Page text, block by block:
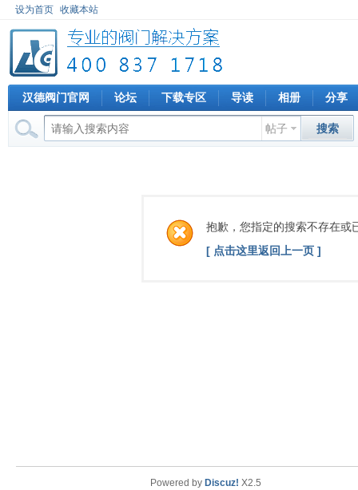
设为首页 收藏本站
汉德阀门官网 论坛 下载专区 导读 相册 分享
帖子 搜索
抱歉，您指定的搜索不存在或
[ 点击这里返回上一页 ]
Powered by Discuz! X2.5